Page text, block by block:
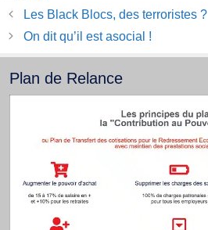
Les Black Blocs, des terroristes ?
On dit qu’il est asocial !
Plan de Relance